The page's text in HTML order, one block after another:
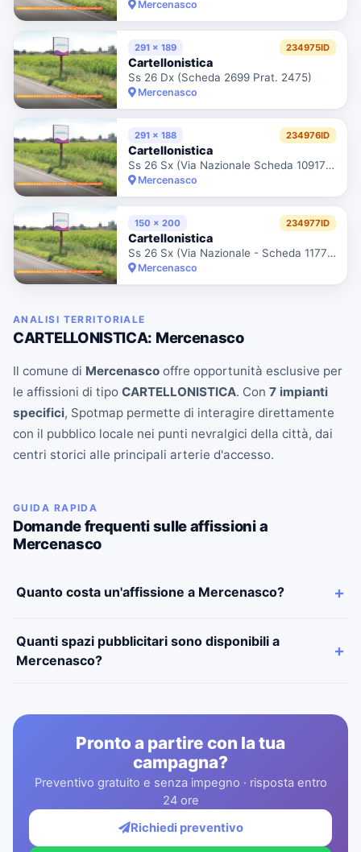
Mercenasco
291 x 189 234975ID
Cartellonistica
Ss 26 Dx (Scheda 2699 Prat. 2475)
Mercenasco
291 x 188 234976ID
Cartellonistica
Ss 26 Sx (Via Nazionale Scheda 10917 Prat. 206)
Mercenasco
150 x 200 234977ID
Cartellonistica
Ss 26 Sx (Via Nazionale - Scheda 11770 Prat. 4030)
Mercenasco
ANALISI TERRITORIALE
CARTELLONISTICA: Mercenasco
Il comune di Mercenasco offre opportunità esclusive per
le affissioni di tipo CARTELLONISTICA. Con 7 impianti
specifici, Spotmap permette di interagire direttamente
con il pubblico locale nei punti nevralgici della città, dai
centri storici alle principali arterie d'accesso.
GUIDA RAPIDA
Domande frequenti sulle affissioni a
Mercenasco
Quanto costa un'affissione a Mercenasco?
Quanti spazi pubblicitari sono disponibili a
Mercenasco?
Pronto a partire con la tua
campagna?
Preventivo gratuito e senza impegno · risposta entro
24 ore
Richiedi preventivo